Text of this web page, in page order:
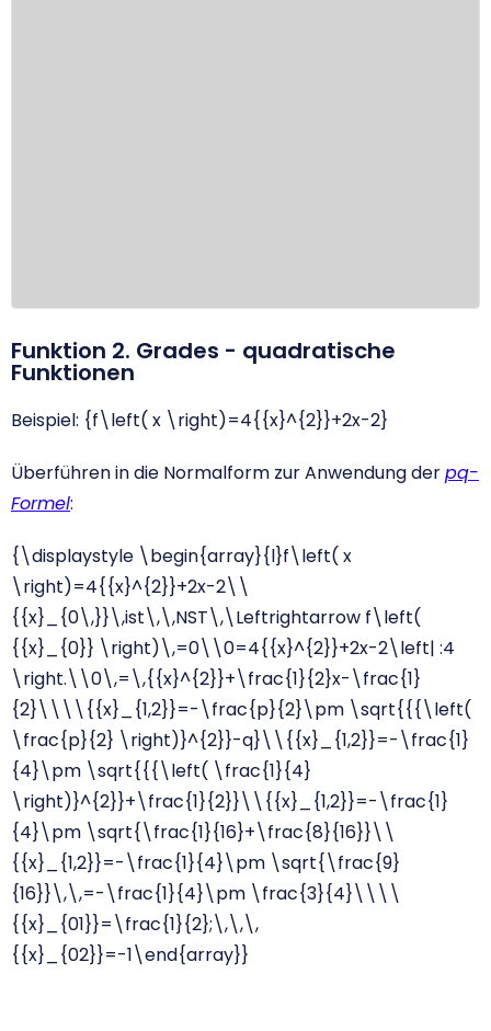
Funktion 2. Grades - quadratische
Funktionen
Beispiel: {f\left( x \right)=4{{x}^{2}}+2x-2}
Überführen in die Normalform zur Anwendung derpq-
Formel:
{\displaystyle \begin{array}{l}f\left( x
\right)=4{{x}^{2}}+2x-2\\
{{x}_{0\,}}\,ist\,\,NST\,\Leftrightarrow f\left(
{{x}_{0}} \right)\,=0\\0=4{{x}^{2}}+2x-2\left| :4
\right.\\0\,=\,{{x}^{2}}+\frac{1}{2}x-\frac{1}
{2}\\\\{{x}_{1,2}}=-\frac{p}{2}\pm \sqrt{{{\left(
\frac{p}{2} \right)}^{2}}-q}\\{{x}_{1,2}}=-\frac{1}
{4}\pm \sqrt{{{\left( \frac{1}{4}
\right)}^{2}}+\frac{1}{2}}\\{{x}_{1,2}}=-\frac{1}
{4}\pm \sqrt{\frac{1}{16}+\frac{8}{16}}\\
{{x}_{1,2}}=-\frac{1}{4}\pm \sqrt{\frac{9}
{16}}\,\,=-\frac{1}{4}\pm \frac{3}{4}\\\\
{{x}_{01}}=\frac{1}{2};\,\,\,
{{x}_{02}}=-1\end{array}}